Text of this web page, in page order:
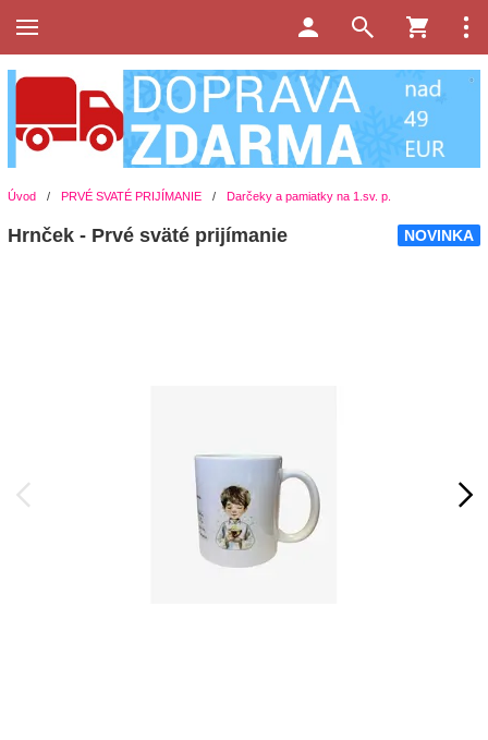
Úvod / PRVÉ SVATÉ PRIJÍMANIE / Darčeky a pamiatky na 1.sv. p.
NOVINKA
Hrnček - Prvé sväté prijímanie